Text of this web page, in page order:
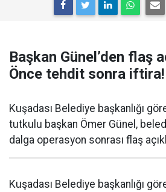
Başkan Günel’den flaş
Önce tehdit sonra iftira!
Kuşadası Belediye başkanlığı
tutkulu başkan Ömer Günel,
dalga operasyon sonrası flaş
Kuşadası Belediye başkanlığı